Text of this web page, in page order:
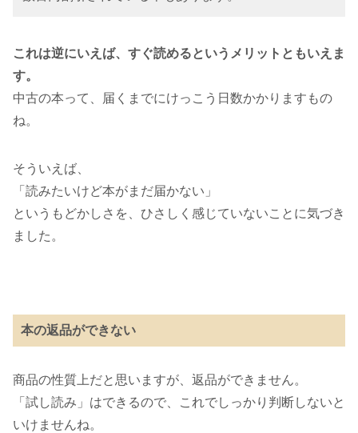
これは逆にいえば、すぐ読めるというメリットともいえま
す。
中古の本って、届くまでにけっこう日数かかりますもの
ね。
そういえば、
「読みたいけど本がまだ届かない」
というもどかしさを、ひさしく感じていないことに気づき
ました。
本の返品ができない
商品の性質上だと思いますが、返品ができません。
「試し読み」はできるので、これでしっかり判断しないと
いけませんね。